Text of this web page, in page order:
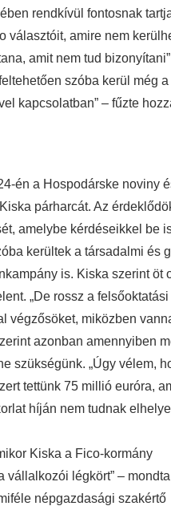
rendkívül fontosnak
választóit, amire nem
amit nem tud
szóba kerül még
kapcsolatban” – fűzte
én a Hospodárske noviny
párharcát. Az
amelybe kérdéseikkel be
kerültek a társadalmi és
is. Kiska szerint öt
„De rossz a
végzősöket, miközben
azonban amennyiben
szükségünk. „Úgy vélem,
tettünk 75 millió euróra,
híján nem tudnak
Kiska a Fico-kormány
vállalkozói légkört” – mondta
népgazdasági szakértő